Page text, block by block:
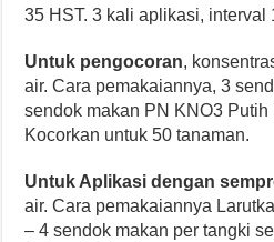
35 HST. 3 kali aplikasi, interval
Untuk pengocoran,
air. Cara pemakaiannya, 3
sendok makan PN KNO3 Putih
Kocorkan untuk 50 tanaman.
Untuk Aplikasi dengan
air. Cara pemakaiannya
– 4 sendok makan per tangki